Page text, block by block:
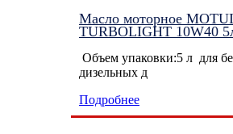
Масло моторное
TURBOLIGHT 10W40
Объем упаковки:5 л для
дизельных д
Подробнее